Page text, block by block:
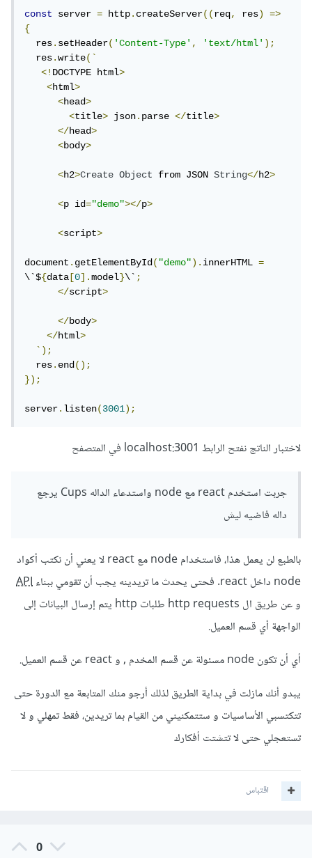
const server = http.createServer((req, res)
=>
{
  res
.setHeader('Content-Type', 'text/html');
  res
.write(`
<!DOCTYPE html>
<html>
<head>
<title> json.parse </title>
</head>
<body>
<h2>Create Object from JSON String</h2>
<p id="demo"></p>
<script>
document.getElementById("demo").innerHTML =
\`${data[0].model}\`;
</script>
</body>
</html>
`);
  res
.end();
});
server.listen(3001);
لاختبار الناتج نفتح الرابط localhost:3001 في المتصفح
جربت استخدم react مع node واستدعاء الداله Cups يرجع
داله فاضيه ليش
بالطبع لن يعمل هذا، فاستخدام node مع react لا يعني أن نكتب أكواد
node داخل react. فحتى يحدث ما تريدينه يجب أن تقومي ببناء
API
و عن طريق ال http requests طلبات http يتم إرسال البيانات إلى
الواجهة أي قسم العميل.
أي أن تكون node مسئولة عن قسم المخدم , و react عن قسم العميل.
يبدو أنك مازلت في بداية الطريق لذلك أرجو منك المتابعة مع الدورة حتى
تتكتسبي الأساسيات و ستتمكنيني من القيام بما تريدين، فقط تمهلي و لا
تستعجلي حتى لا تتشتت أفكارك
اقتباس
0